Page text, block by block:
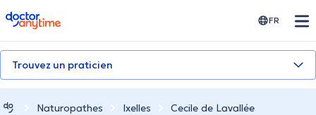
doctoranytime FR
Trouvez un praticien
Naturopathes Ixelles Cecile de Lavallée